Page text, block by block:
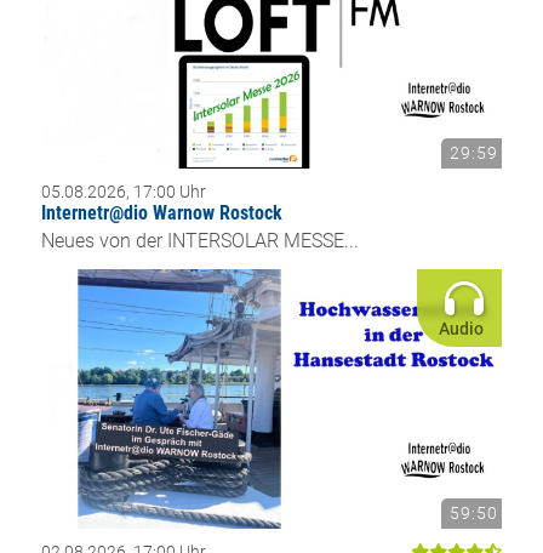
29:59
05.08.2026, 17:00 Uhr
Internetr@dio Warnow Rostock
Neues von der INTERSOLAR MESSE...
Audio
59:50